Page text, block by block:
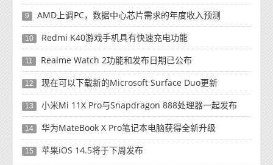
9 AMD上调PC，数据中心芯片需求的年度收入预测
10 Redmi K40游戏手机具有快速充电功能
11 Realme Watch 2功能和发布日期已公布
12 现在可以下载新的Microsoft Surface Duo更新
13 小米Mi 11X Pro与Snapdragon 888处理器一起发布
14 华为MateBook X Pro笔记本电脑获得全新升级
15 苹果iOS 14.5将于下周发布